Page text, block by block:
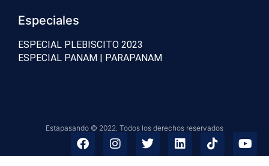
Especiales
ESPECIAL PLEBISCITO 2023
ESPECIAL PANAM | PARAPANAM
Estapasando © 2022. Todos los derechos reservados